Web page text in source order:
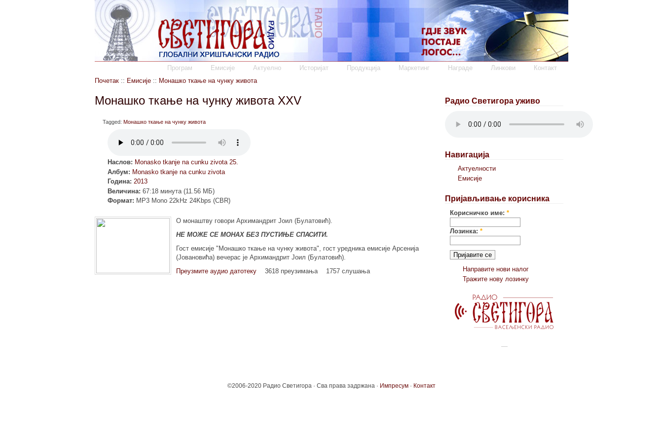
Програм Емисије Актуелно Историјат Продукција Маркетинг Награде Линкови
Контакт
Почетак :: Емисије :: Монашко ткање на чунку живота
Монашко ткање на чунку живота XXV
Tagged: Монашко ткање на чунку живота
Наслов: Monasko tkanje na cunku zivota 25.
Албум: Monasko tkanje na cunku zivota
Година: 2013
Величина: 67:18 минута (11.56 МБ)
Формат: MP3 Mono 22kHz 24Kbps (CBR)
О монаштву говори Архимандрит Јоил (Булатовић).
НЕ МОЖЕ СЕ МОНАХ БЕЗ ПУСТИЊЕ СПАСИТИ.
Гост емисије "Монашко ткање на чунку живота", гост уредника емисије Арсенија
(Јовановића) вечерас је Архимандрит Јоил (Булатовић).
Преузмите аудио датотеку
3618 преузимања 1757 слушања
Радио Светигора уживо
Навигација
Актуелности
Емисије
Пријављивање корисника
Корисничко име: *
Лозинка: *
Направите нови налог
Тражите нову лозинку
©2006-2020 Радио Светигора · Сва права задржана · Импресум · Контакт